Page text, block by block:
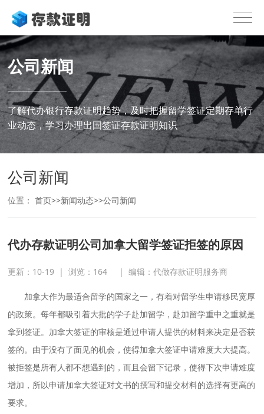
公司新闻
了解代办银行存款证明趋势，及时把握留学签证定期存单行
业动态，学习办理出国签证存款证明知识
公司新闻
位置：首页>>新闻动态>>公司新闻
代办存款证明公司加拿大留学签证拒签的原因
更新：10-19 |浏览： 164 |编辑：代做存款证明服务商
加拿大作为最适合留学的国家之一，有着对留学生申请移民宽厚
的政策。每年都吸引着大批的学子赴加留学，赴加留学重中之重就是
拿到签证。加拿大签证的审核是通过申请人提供的材料来决定是否获
签的。由于没有了面见的机会，使得加拿大签证申请难度大大提高。
被拒签是所有人都不想遇到的，而且会留下记录，使得下次申请难度
增加，所以申请加拿大签证对文书的撰写和提交材料的选择有更高的
要求。